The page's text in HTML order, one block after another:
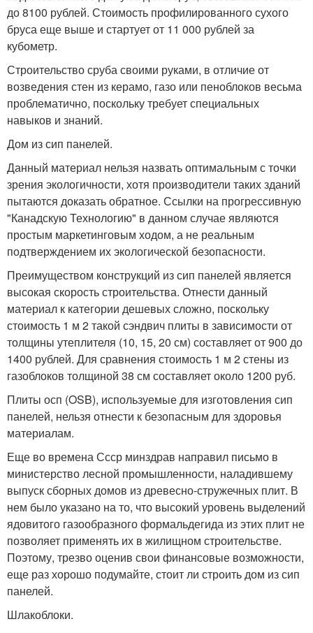
до 8100 рублей. Стоимость профилированного сухого
бруса еще выше и стартует от 11 000 рублей за
кубометр.
Строительство сруба своими руками, в отличие от
возведения стен из керамо, газо или пеноблоков весьма
проблематично, поскольку требует специальных
навыков и знаний.
Дом из сип панелей.
Данный материал нельзя назвать оптимальным с точки
зрения экологичности, хотя производители таких зданий
пытаются доказать обратное. Ссылки на прогрессивную
"Канадскую Технологию" в данном случае являются
простым маркетинговым ходом, а не реальным
подтверждением их экологической безопасности.
Преимуществом конструкций из сип панелей является
высокая скорость строительства. Отнести данный
материал к категории дешевых сложно, поскольку
стоимость 1 м 2 такой сэндвич плиты в зависимости от
толщины утеплителя (10, 15, 20 см) составляет от 900 до
1400 рублей. Для сравнения стоимость 1 м 2 стены из
газоблоков толщиной 38 см составляет около 1200 руб.
Плиты осп (OSB), используемые для изготовления сип
панелей, нельзя отнести к безопасным для здоровья
материалам.
Еще во времена Ссср минздрав направил письмо в
министерство лесной промышленности, наладившему
выпуск сборных домов из древесно-стружечных плит. В
нем было указано на то, что высокий уровень выделений
ядовитого газообразного формальдегида из этих плит не
позволяет применять их в жилищном строительстве.
Поэтому, трезво оценив свои финансовые возможности,
еще раз хорошо подумайте, стоит ли строить дом из сип
панелей.
Шлакоблоки.